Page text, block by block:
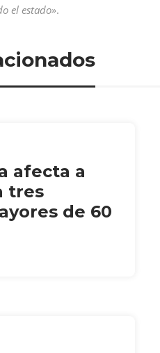
el estado».
afecta a
tres
de 60